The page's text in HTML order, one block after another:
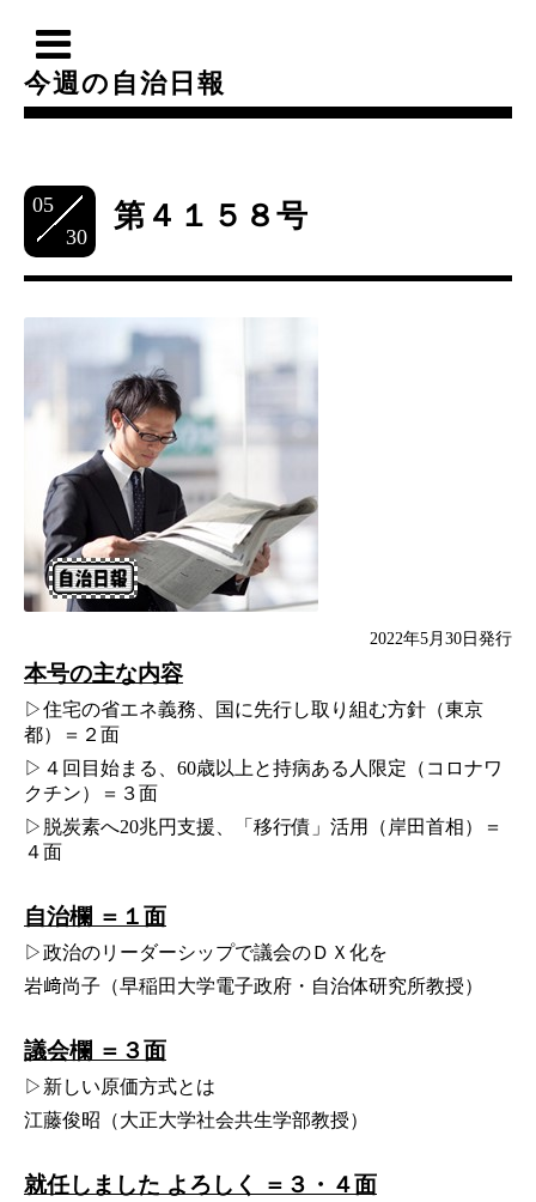
今週の自治日報
05
30
第４１５８号
2022年5月30日発行
本号の主な内容
▷住宅の省エネ義務、国に先行し取り組む方針（東京
都）＝２面
▷４回目始まる、60歳以上と持病ある人限定（コロナワ
クチン）＝３面
▷脱炭素へ20兆円支援、「移行債」活用（岸田首相）＝
４面
自治欄 ＝１面
▷政治のリーダーシップで議会のＤＸ化を
岩﨑尚子（早稲田大学電子政府・自治体研究所教授）
議会欄 ＝３面
▷新しい原価方式とは
江藤俊昭（大正大学社会共生学部教授）
就任しました よろしく ＝３・４面